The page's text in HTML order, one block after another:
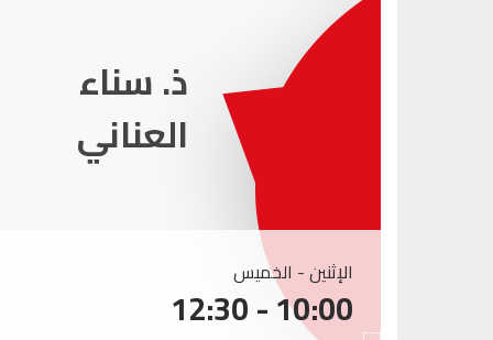
ذ. عماد
ميزاب
الإثنين - الخميس
10:00 - 12:30